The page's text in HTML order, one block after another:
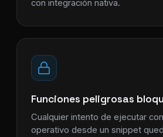
con integración nativa.
Funciones peligrosas
Cualquier intento de ejecutar
operativo desde un snippet